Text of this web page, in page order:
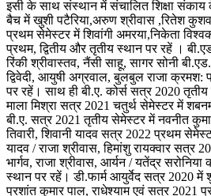
इसी के साथ संस्थान में संचालित शिक्षा संकाय
बैच में खुशी पटैरिया,अरुण श्रीवास ,रितेश
प्रथम सेमेस्टर में शिवांगी अमरया,निकेता
प्रथम, द्वितीय और तृतीय स्थान पर रहें ।
रिंकी श्रीवास्तव, नैंसी साहू, सागर सोनी
द्विवेदी, आयुषी अग्रवाल, बुलबुल राजा क्रमश:
पर रहें। साथ ही बी.ए. कोर्स सत्र 2020
माला मिश्रा सत्र 2021 चतुर्थ सेमेस्टर में
बी.ए. सत्र 2021 तृतीय सेमेस्टर में नवनीत
तिवारी, शिवानी यादव सत्र 2022 प्रथम
यादव / राजा श्रीवास, हिमांशु रायक्वार सत्र
भार्गव, राजा श्रीवास, आर्यन / यतेंद्र
स्थान पर रहें। डी.फार्म आयुर्वेद सत्र 2020 में
प्रशांत कुमार पाल, राधेश्याम एवं सत्र 2021